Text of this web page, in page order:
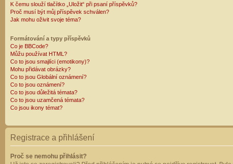
K čemu slouží tlačítko „Uložit“ při psaní příspěvků?
Proč musí být můj příspěvek schválen?
Jak mohu oživit svoje téma?
Formátování a typy příspěvků
Co je BBCode?
Můžu používat HTML?
Co to jsou smajlíci (emotikony)?
Mohu přidávat obrázky?
Co to jsou Globální oznámení?
Co to jsou oznámení?
Co to jsou důležitá témata?
Co to jsou uzamčená témata?
Co jsou ikony témat?
Registrace a přihlášení
Proč se nemohu přihlásit?